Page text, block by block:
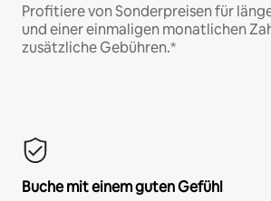
Profitiere von Sonderpreisen für
und einer einmaligen monatlichen
zusätzliche Gebühren.*
Buche mit einem guten Gefühl